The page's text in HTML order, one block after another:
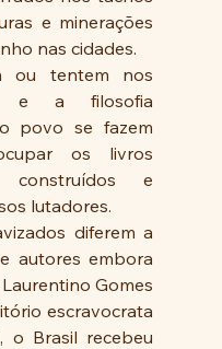
e minerações
nas cidades.
ou tentem nos
e a filosofia
povo se fazem
os livros
e
lutadores.
autores embora
Gomes
escravocrata
o Brasil recebeu